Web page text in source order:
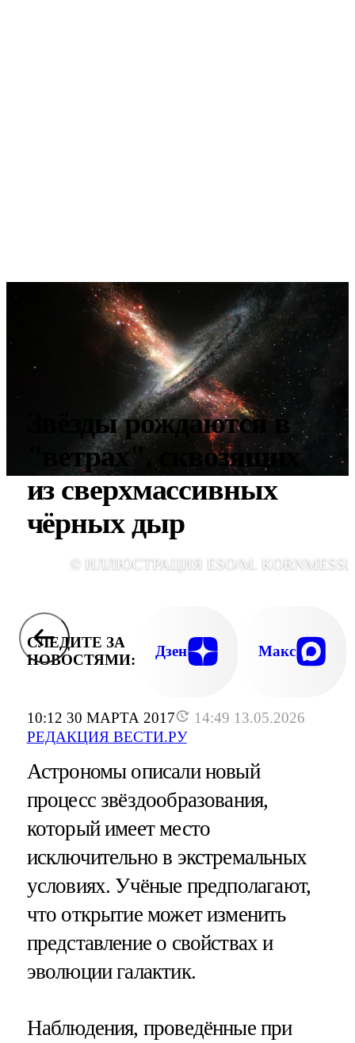
10:12 30 МАРТА 2017
14:49 13.05.2026
РЕДАКЦИЯ ВЕСТИ.РУ
Звёзды рождаются в
"ветрах", сквозящих
из сверхмассивных
чёрных дыр
© ИЛЛЮСТРАЦИЯ ESO/M.
СЛЕДИТЕ ЗА
НОВОСТЯМИ:
Дзен Макс
Астрономы описали новый
процесс звёздообразования,
который имеет место
исключительно в экстремальных
условиях. Учёные предполагают,
что открытие может изменить
представление о свойствах и
эволюции галактик.
Наблюдения, проведённые при